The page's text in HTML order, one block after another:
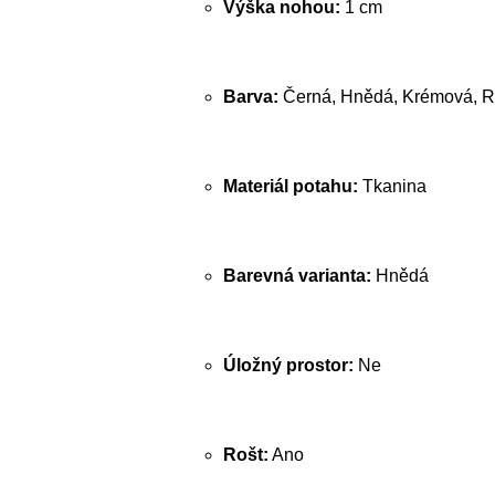
Výška nohou: 1 cm
Barva: Černá, Hnědá, Krémová,
Materiál potahu: Tkanina
Barevná varianta: Hnědá
Úložný prostor: Ne
Rošt: Ano